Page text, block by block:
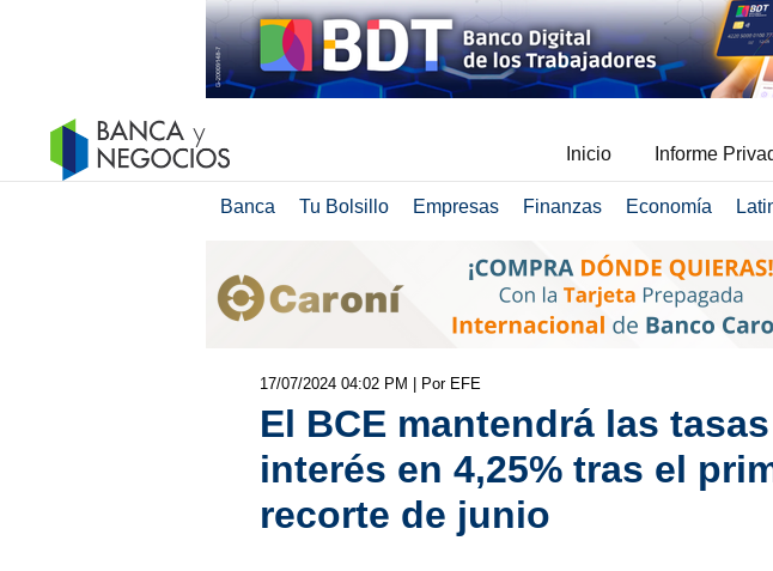
Inicio Informe
Banca Tu Bolsillo Empresas Finanzas Economía
17/07/2024 04:02 PM | Por EFE
El BCE mantendrá las
interés en 4,25% tras el
recorte de junio